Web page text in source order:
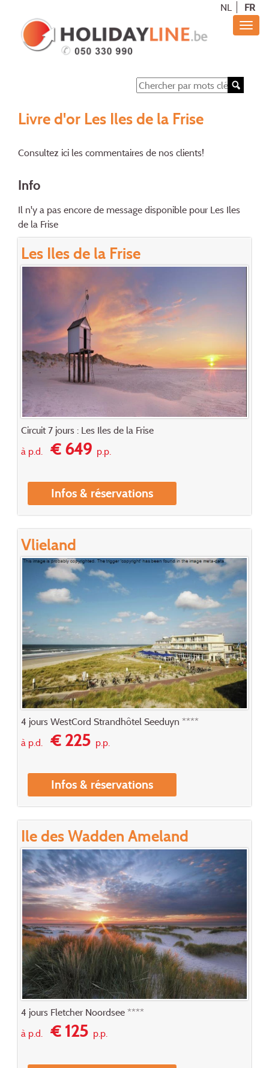
NL FR
Livre d'or Les Iles de la Frise
Consultez ici les commentaires de nos clients!
Info
Il n'y a pas encore de message disponible pour Les Iles
de la Frise
Les Iles de la Frise
Circuit 7 jours : Les Iles de la Frise
à p.d.
€ 649p.p.
Infos & réservations
Vlieland
4 jours WestCord Strandhôtel Seeduyn ****
à p.d.
€ 225p.p.
Infos & réservations
Ile des Wadden Ameland
4 jours Fletcher Noordsee ****
à p.d.€ 125p.p.